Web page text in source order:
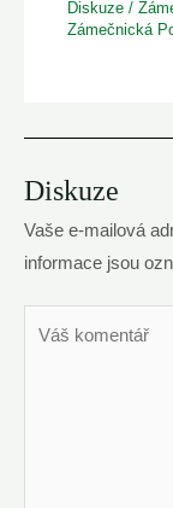
Diskuze /
Zámečnická
Diskuze
Vaše e-mailová
informace jsou